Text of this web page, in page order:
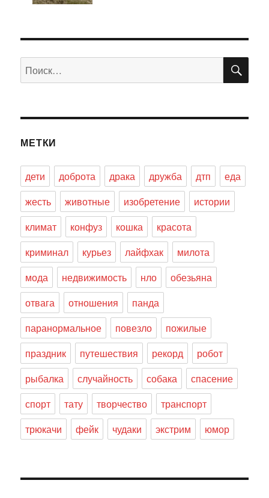
Искать:
МЕТКИ
дети доброта драка дружба дтп
еда
жесть
животные изобретение
истории
климат
конфуз кошка
красота
криминал
курьез лайфхак
милота
мода
недвижимость нло
обезьяна
отвага
отношения
панда
паранормальное
повезло
пожилые
праздник
путешествия рекорд
робот
рыбалка
случайность собака
спасение
спорт
тату творчество
транспорт
трюкачи
фейк чудаки экстрим юмор